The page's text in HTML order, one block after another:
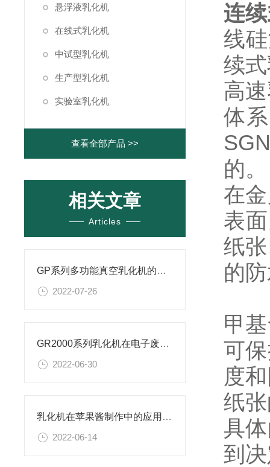
悬浮液乳化机
在线式乳化机
中试型乳化机
生产型乳化机
实验室乳化机
查看全部产品 >>
相关文章
Articles
GP系列多功能真空乳化机的工作原理，你真的了解吗？
2022-07-26
GR2000系列乳化机在电子废料处理中的作用
2022-06-30
乳化机在苹果酱制作中的应用解析
2022-06-14
连
线
续
高
体
的。
在
表
纸
的
甲
可
度
纸
具
到